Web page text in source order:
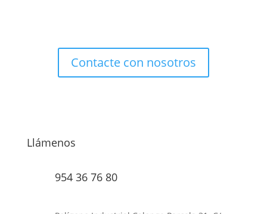
Contacte con nosotros
Llámenos
954 36 76 80